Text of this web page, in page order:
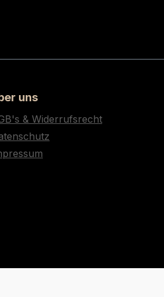
uns
& Widerrufsrecht